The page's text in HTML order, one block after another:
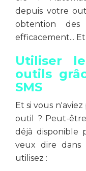
depuis votre
obtention des
efficacement...
Utiliser
outils
SMS
Et si vous
outil ? Peut-
déjà disponible
veux dire
utilisez :